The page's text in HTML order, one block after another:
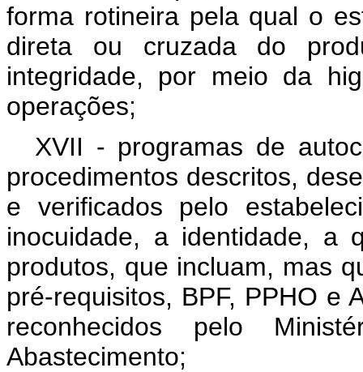
forma rotineira pela qual o
direta ou cruzada do
integridade, por meio da
operações;
XVII - programas de
procedimentos descritos,
e verificados pelo
inocuidade, a identidade, a
produtos, que incluam, mas
pré-requisitos, BPF, PPHO e
reconhecidos pelo
Abastecimento;